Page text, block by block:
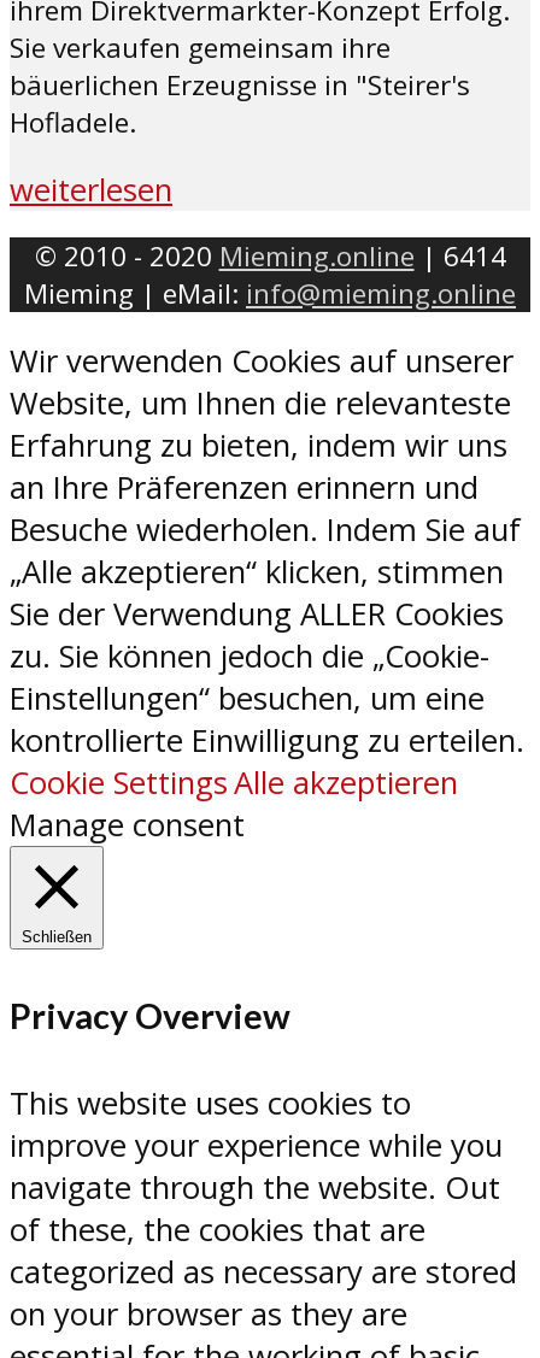
ihrem Direktvermarkter-Konzept Erfolg.
Sie verkaufen gemeinsam ihre
bäuerlichen Erzeugnisse in "Steirer's
Hofladele.
weiterlesen
© 2010 - 2020 Mieming.online | 6414
Mieming | eMail: info@mieming.online
Wir verwenden Cookies auf unserer
Website, um Ihnen die relevanteste
Erfahrung zu bieten, indem wir uns
an Ihre Präferenzen erinnern und
Besuche wiederholen. Indem Sie auf
„Alle akzeptieren“ klicken, stimmen
Sie der Verwendung ALLER Cookies
zu. Sie können jedoch die „Cookie-
Einstellungen“ besuchen, um eine
kontrollierte Einwilligung zu erteilen.
Cookie SettingsAlle akzeptieren
Manage consent
Schließen
Privacy Overview
This website uses cookies to
improve your experience while you
navigate through the website. Out
of these, the cookies that are
categorized as necessary are stored
on your browser as they are